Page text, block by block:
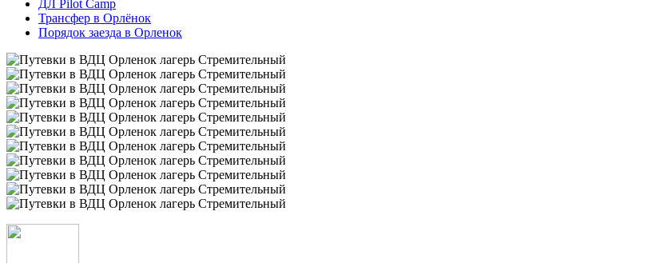
ДЛ Pilot Camp
Трансфер в Орлёнок
Порядок заезда в Орленок